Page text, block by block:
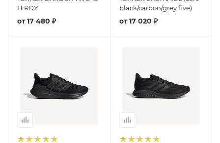
H.RDY
от17 480 ₽
black/carbon/grey five)
от17 020 ₽